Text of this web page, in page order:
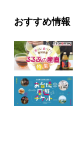
おすすめ情報